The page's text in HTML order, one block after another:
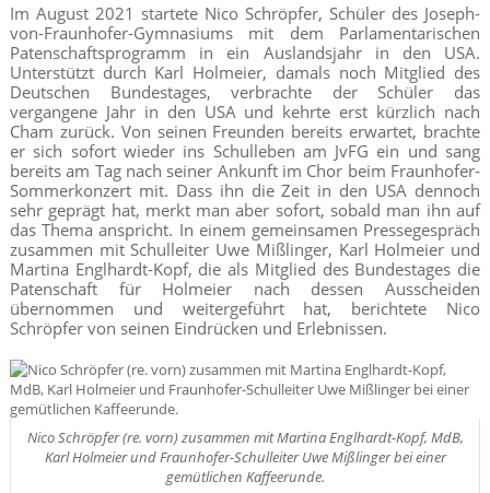
Im August 2021 startete Nico Schröpfer, Schüler des Joseph-
von-Fraunhofer-Gymnasiums mit dem Parlamentarischen
Patenschaftsprogramm in ein Auslandsjahr in den USA.
Unterstützt durch Karl Holmeier, damals noch Mitglied des
Deutschen Bundestages, verbrachte der Schüler das
vergangene Jahr in den USA und kehrte erst kürzlich nach
Cham zurück. Von seinen Freunden bereits erwartet, brachte
er sich sofort wieder ins Schulleben am JvFG ein und sang
bereits am Tag nach seiner Ankunft im Chor beim Fraunhofer-
Sommerkonzert mit. Dass ihn die Zeit in den USA dennoch
sehr geprägt hat, merkt man aber sofort, sobald man ihn auf
das Thema anspricht. In einem gemeinsamen Pressegespräch
zusammen mit Schulleiter Uwe Mißlinger, Karl Holmeier und
Martina Englhardt-Kopf, die als Mitglied des Bundestages die
Patenschaft für Holmeier nach dessen Ausscheiden
übernommen und weitergeführt hat, berichtete Nico
Schröpfer von seinen Eindrücken und Erlebnissen.
Nico Schröpfer (re. vorn) zusammen mit Martina Englhardt-Kopf, MdB,
Karl Holmeier und Fraunhofer-Schulleiter Uwe Mißlinger bei einer
gemütlichen Kaffeerunde.